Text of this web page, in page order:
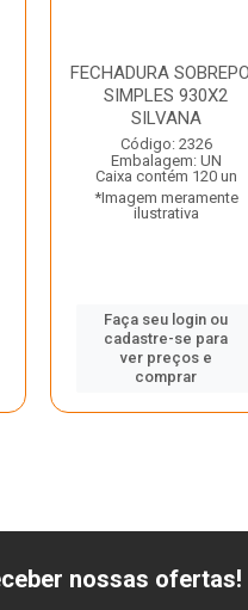
FECHADURA
SIMPLES 930X2
SILVANA
Código: 2326
Embalagem: UN
Caixa contém 120 un
*Imagem meramente
ilustrativa
Faça seu login ou
cadastre-se para
ver preços e
comprar
nossas ofertas!